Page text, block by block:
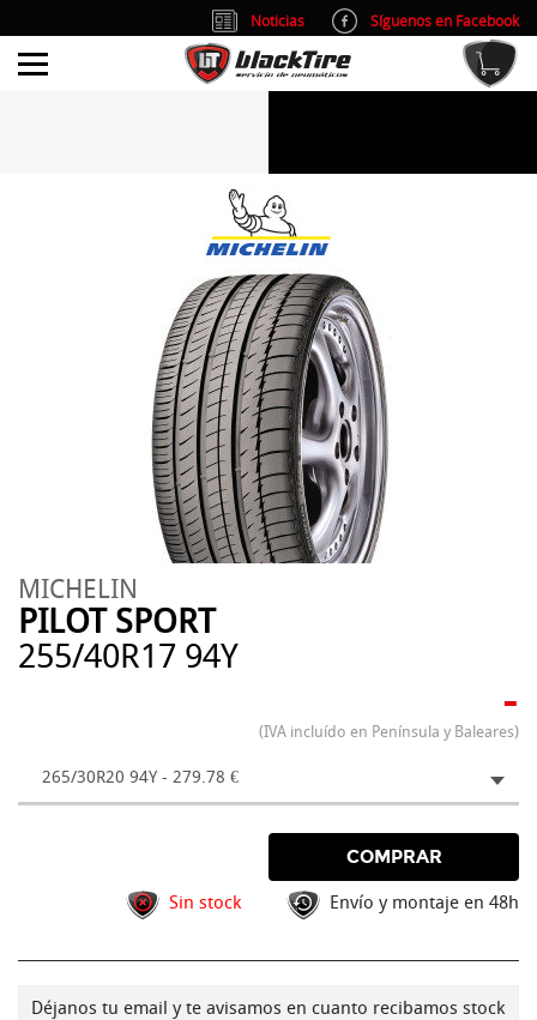
MICHELIN
PILOT SPORT
255/40R17 94Y
-
(IVA incluído en Península y Baleares)
265/30R20 94Y - 279.78 €
COMPRAR
Sin stock Envío y montaje en 48h
Déjanos tu email y te avisamos en cuanto recibamos stock
Noticias
Síguenos en Facebook
info@blacktire.es
Atención al cliente: L/V 9:00-14:00 y 15:00-19:00